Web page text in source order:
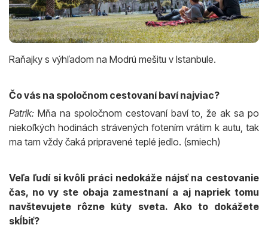
Raňajky s výhľadom na Modrú mešitu v Istanbule.
Čo vás na spoločnom cestovaní baví najviac?
Patrik: Mňa na spoločnom cestovaní baví to, že ak sa po
niekoľkých hodinách strávených fotením vrátim k autu, tak
ma tam vždy čaká pripravené teplé jedlo. (smiech)
Veľa ľudí si kvôli práci nedokáže nájsť na cestovanie
čas, no vy ste obaja zamestnaní a aj napriek tomu
navštevujete rôzne kúty sveta. Ako to dokážete
skĺbiť?